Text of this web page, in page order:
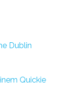
Dublin
Quickie